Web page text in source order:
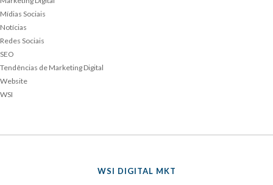
Mídias Sociais
Notícias
Redes Sociais
SEO
Tendências de Marketing Digital
Website
WSI
WSI DIGITAL MKT